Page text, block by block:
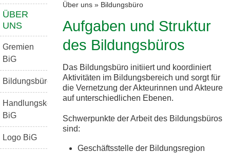
ÜBER
UNS
Gremien
BiG
Bildungsbüro
Handlungskonzept
BiG
Logo BiG
Über uns » Bildungsbüro
Aufgaben und Struktur
des Bildungsbüros
Das Bildungsbüro initiiert und koordiniert
Aktivitäten im Bildungsbereich und sorgt für
die Vernetzung der Akteurinnen und Akteure
auf unterschiedlichen Ebenen.
Schwerpunkte der Arbeit des Bildungsbüros
sind:
Geschäftsstelle der Bildungsregion